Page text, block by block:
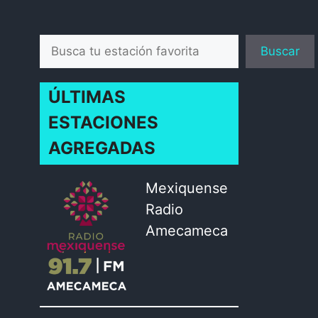
Buscar
Buscar
ÚLTIMAS
ESTACIONES
AGREGADAS
Mexiquense
Radio
Amecameca